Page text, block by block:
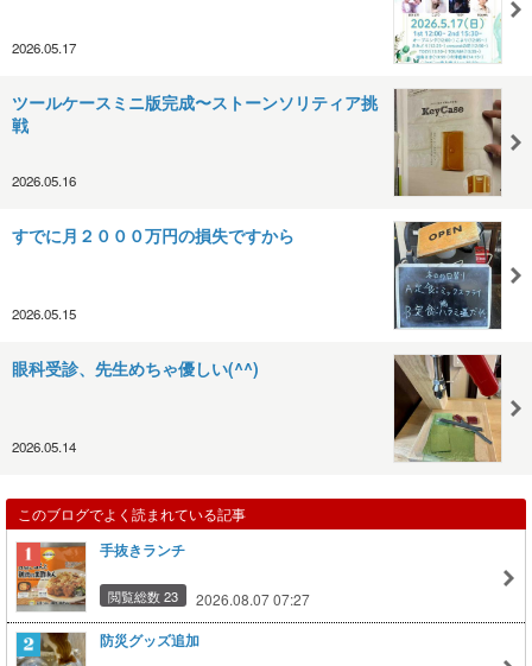
2026.05.17
ツールケースミニ版完成〜ストーンソリティア挑
戦
2026.05.16
すでに月２０００万円の損失ですから
2026.05.15
眼科受診、先生めちゃ優しい(^^)
2026.05.14
このブログでよく読まれている記事
手抜きランチ
閲覧総数 23 2026.08.07 07:27
防災グッズ追加